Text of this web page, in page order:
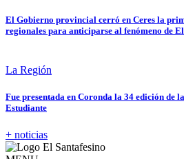
El Gobierno provincial cerró en Ceres la
regionales para anticiparse al fenómeno de
La Región
Fue presentada en Coronda la 34 edición de
Estudiante
+ noticias